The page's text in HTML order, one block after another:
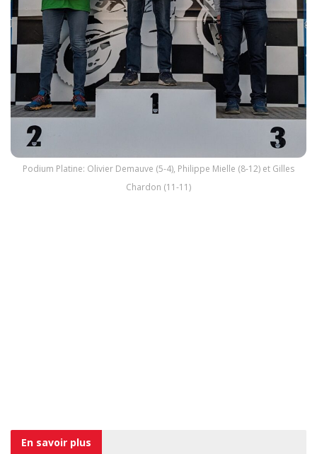
Podium Platine: Olivier Demauve (5-4), Philippe Mielle (8-12) et Gilles
Chardon (11-11)
En savoir plus